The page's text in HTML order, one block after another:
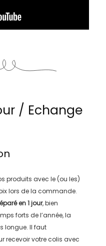
/ Echange
produits avec le (ou les)
lors de la commande.
en1 jour, bien
forts de l’année, la
longue. Il faut
recevoir votre colis avec